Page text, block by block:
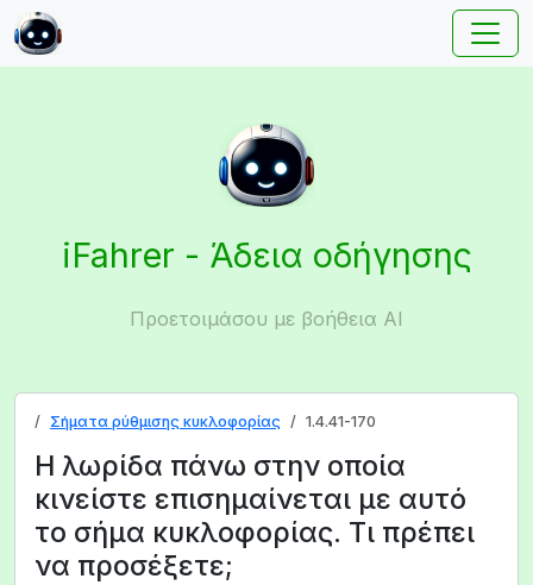
iFahrer - Άδεια οδήγησης
Προετοιμάσου με βοήθεια AI
Σήματα ρύθμισης κυκλοφορίας 1.4.41-170
Η λωρίδα πάνω στην οποία
κινείστε επισημαίνεται με αυτό
το σήμα κυκλοφορίας. Τι πρέπει
να προσέξετε;